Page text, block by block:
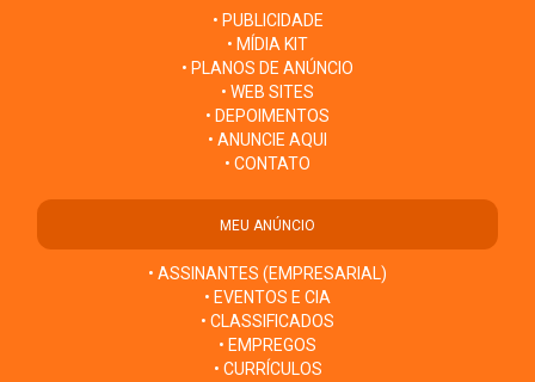
• PUBLICIDADE
• MÍDIA KIT
• PLANOS DE ANÚNCIO
• WEB SITES
• DEPOIMENTOS
• ANUNCIE AQUI
• CONTATO
MEU ANÚNCIO
• ASSINANTES (EMPRESARIAL)
• EVENTOS E CIA
• CLASSIFICADOS
• EMPREGOS
• CURRÍCULOS